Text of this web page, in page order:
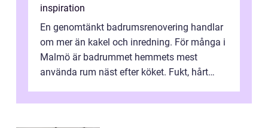
inspiration
En genomtänkt badrumsrenovering handlar
om mer än kakel och inredning. För många i
Malmö är badrummet hemmets mest
använda rum näst efter köket. Fukt, hårt
...